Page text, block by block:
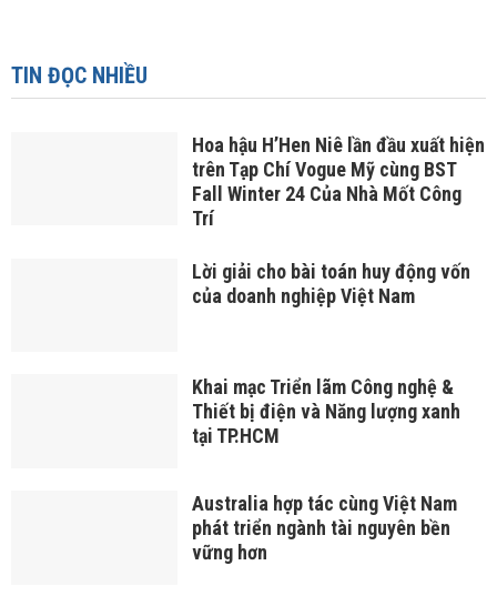
TIN ĐỌC NHIỀU
Hoa hậu H’H­­­­en Niê lần đầu xuất hiện
trên Tạp Chí Vogue Mỹ cùng BST
Fall Winter 24 Của­­ Nhà Mốt Công
Trí
Lời giải cho bài toán huy động vốn
của doanh nghiệp Việt Nam
Khai mạc Triển lãm Công nghệ &
Thiết bị điện và Năng lượng xanh
tại TP.HCM
Australia hợp tác cùng Việt Nam
phát triển ngành tài nguyên bền
vững hơn